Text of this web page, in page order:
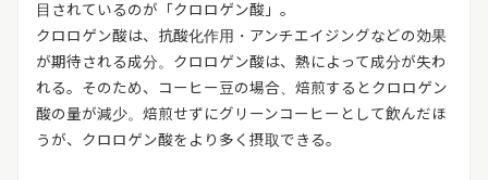
目されているのが「クロロゲン酸」。
クロロゲン酸は、抗酸化作用・アンチエイジングなどの効果
が期待される成分。クロロゲン酸は、熱によって成分が失わ
れる。そのため、コーヒー豆の場合、焙煎するとクロロゲン
酸の量が減少。焙煎せずにグリーンコーヒーとして飲んだほ
うが、クロロゲン酸をより多く摂取できる。